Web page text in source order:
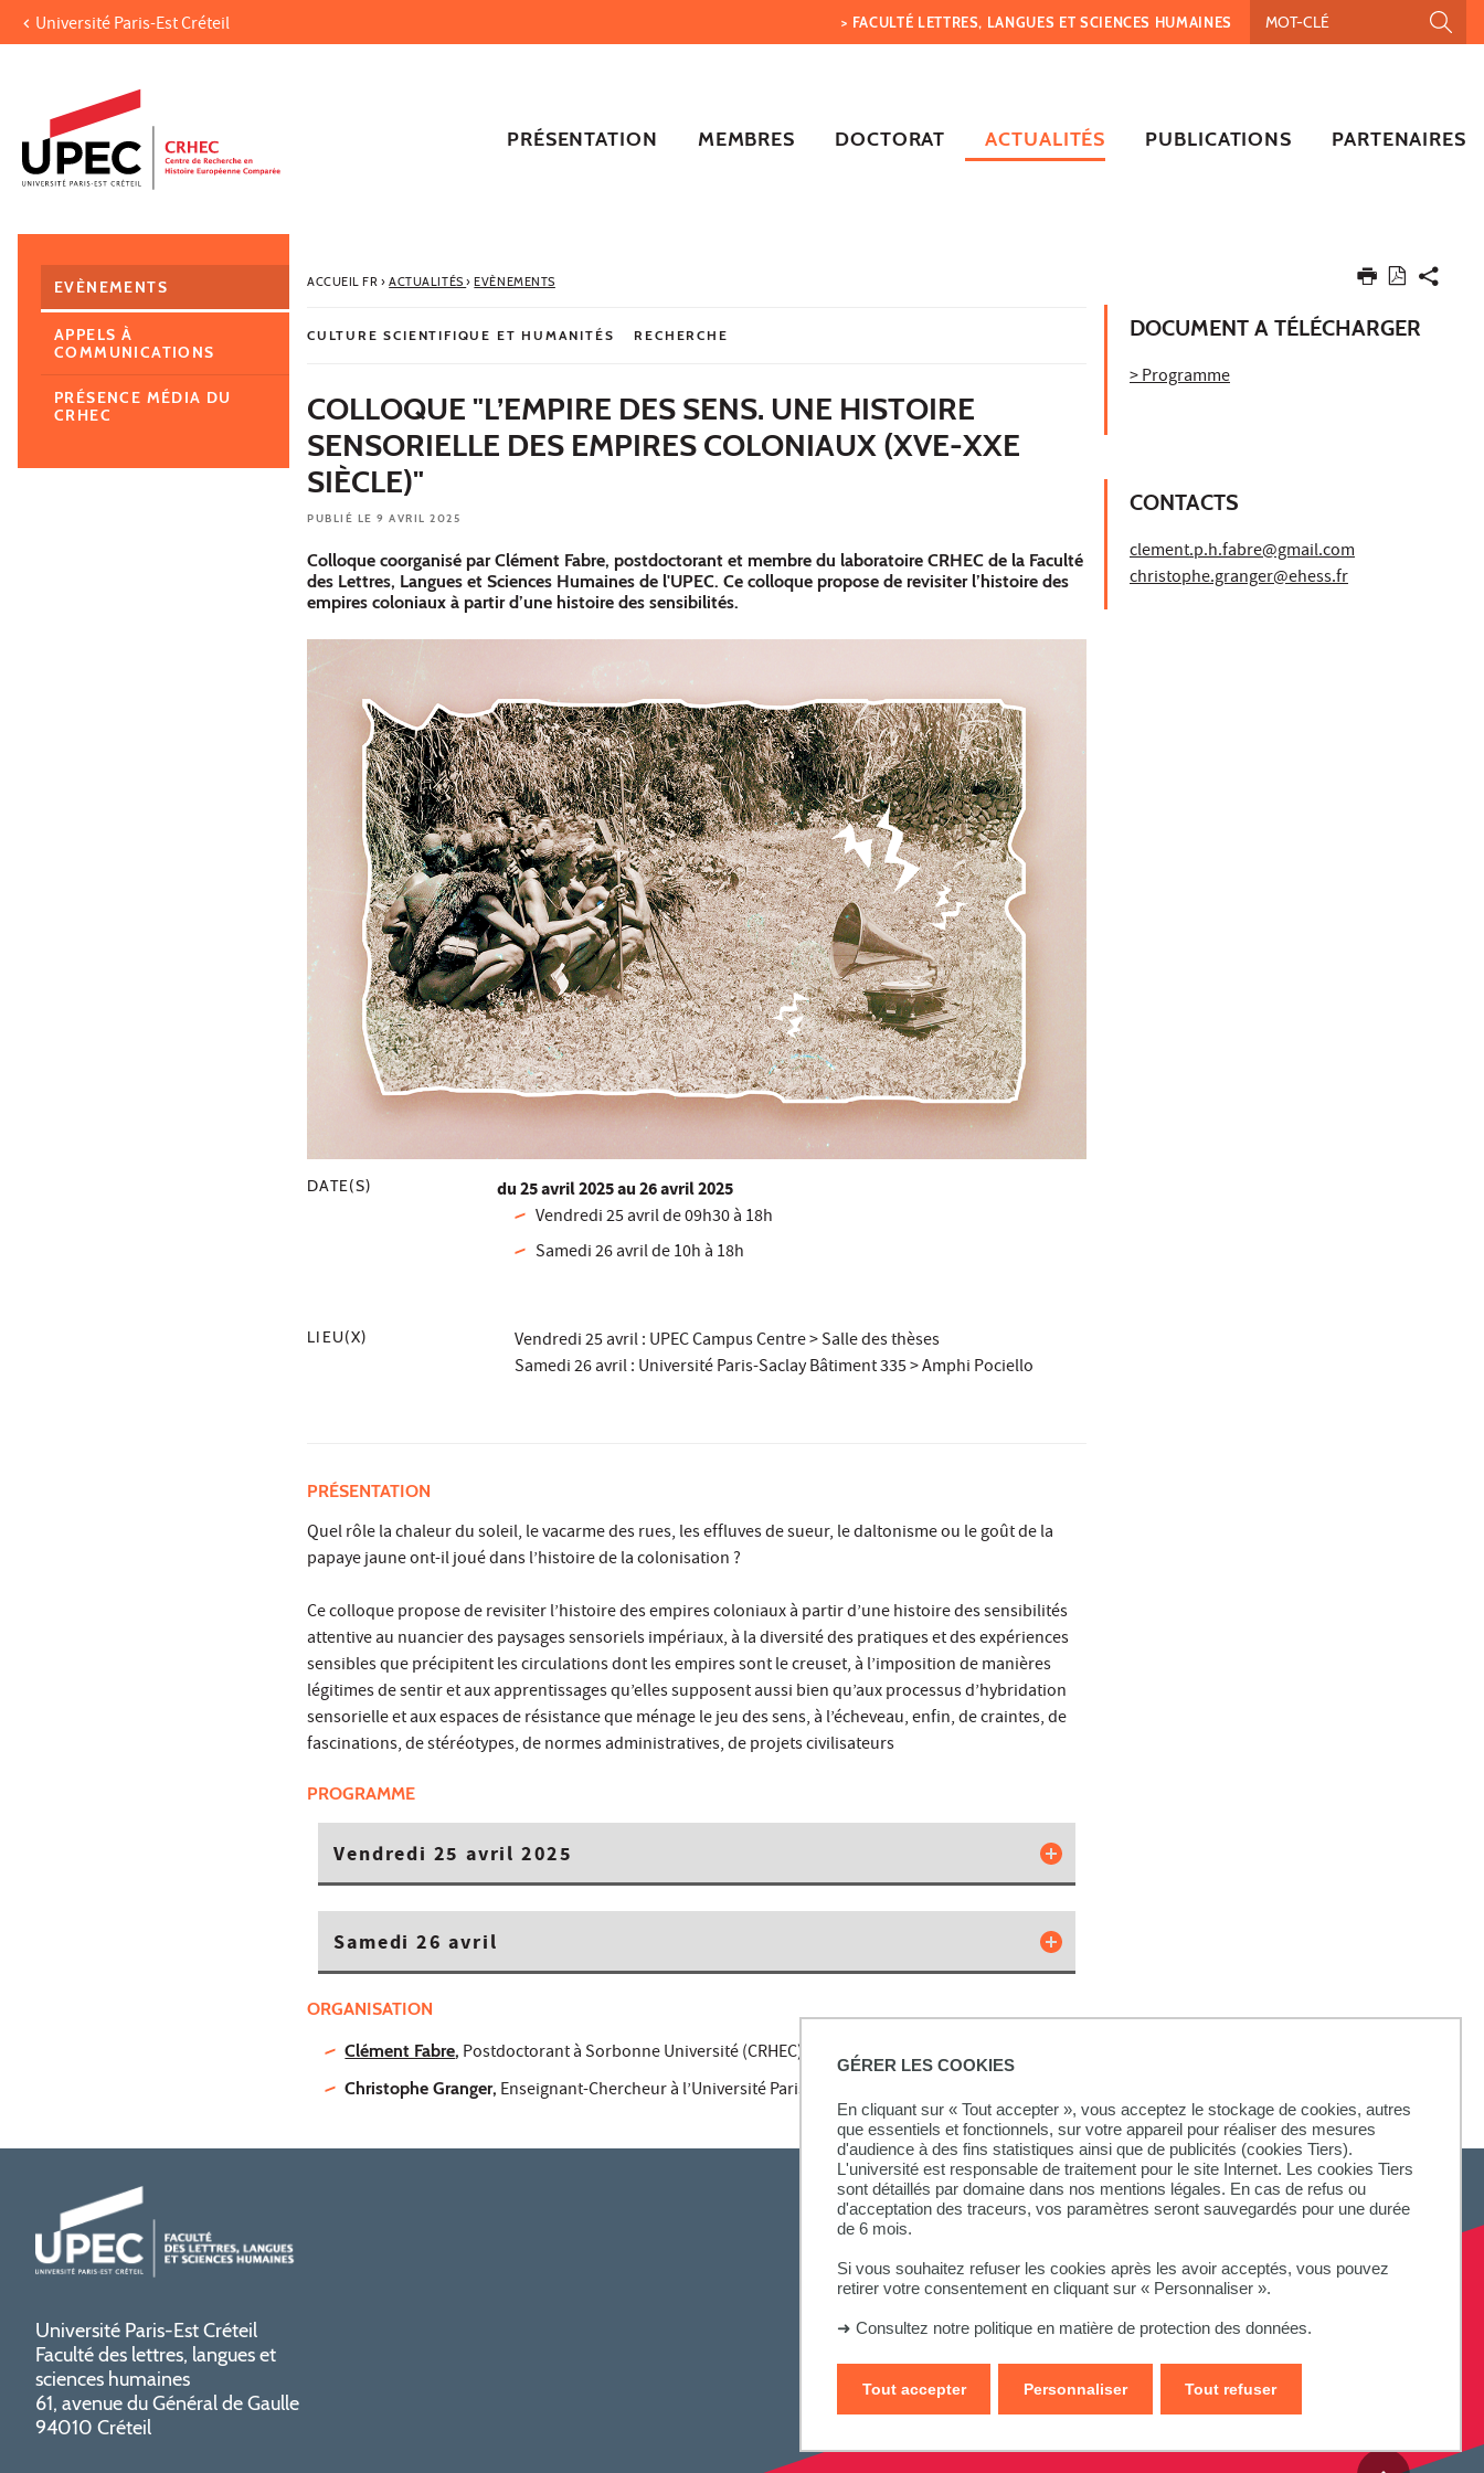
GÉRER LES COOKIES
En cliquant sur « Tout accepter », vous acceptez le stockage de cookies, autres
que essentiels et fonctionnels, sur votre appareil pour réaliser des mesures
d'audience à des fins statistiques ainsi que de publicités (cookies Tiers).
L'université est responsable de traitement pour le site Internet. Les cookies Tiers
sont détaillés par domaine dans nos mentions légales. En cas de refus ou
d'acceptation des traceurs, vos paramètres seront sauvegardés pour une durée
de 6 mois.
Si vous souhaitez refuser les cookies après les avoir acceptés, vous pouvez
retirer votre consentement en cliquant sur « Personnaliser ».
➜ Consultez notre politique en matière de protection des données.
Tout accepter Tout refuser
Personnaliser
Aller au contenu
Recherche
Navigation secondaire
Université Paris-Est Créteil > FACULTÉ LETTRES, LANGUES ET SCIENCES HUMAINES
PRÉSENTATION MEMBRES DOCTORAT ACTUALITÉS PUBLICATIONS PARTENAIRES
ACCUEIL FR› ACTUALITÉS› EVÈNEMENTS
CULTURE SCIENTIFIQUE ET HUMANITÉS RECHERCHE
COLLOQUE "L’EMPIRE DES SENS. UNE HISTOIRE
SENSORIELLE DES EMPIRES COLONIAUX (XVE-XXE
SIÈCLE)"
PUBLIÉ LE 9 AVRIL 2025
Colloque coorganisé par Clément Fabre, postdoctorant et membre du laboratoire CRHEC de la Faculté
des Lettres, Langues et Sciences Humaines de l'UPEC. Ce colloque propose de revisiter l’histoire des
empires coloniaux à partir d’une histoire des sensibilités.
DATE(S) du25 avril 2025au 26 avril 2025
Vendredi 25 avril de 09h30 à 18h
Samedi 26 avril de 10h à 18h
LIEU(X)
Vendredi 25 avril : UPEC Campus Centre > Salle des thèses
Samedi 26 avril : Université Paris-Saclay Bâtiment 335 > Amphi Pociello
PRÉSENTATION
Quel rôle la chaleur du soleil, le vacarme des rues, les effluves de sueur, le daltonisme ou le goût de la
papaye jaune ont-il joué dans l’histoire de la colonisation ?
Ce colloque propose de revisiter l’histoire des empires coloniaux à partir d’une histoire des sensibilités
attentive au nuancier des paysages sensoriels impériaux, à la diversité des pratiques et des expériences
sensibles que précipitent les circulations dont les empires sont le creuset, à l’imposition de manières
légitimes de sentir et aux apprentissages qu’elles supposent aussi bien qu’aux processus d’hybridation
sensorielle et aux espaces de résistance que ménage le jeu des sens, à l’écheveau, enfin, de craintes, de
fascinations, de stéréotypes, de normes administratives, de projets civilisateurs
PROGRAMME
Vendredi 25 avril 2025
Samedi 26 avril
ORGANISATION
Clément Fabre, Postdoctorant à Sorbonne Université (CRHEC)
Christophe Granger, Enseignant-Chercheur à l’Université Paris-Saclay (CIAMS)
DOCUMENT A TÉLÉCHARGER
> Programme
CONTACTS
clement.p.h.fabre@gmail.com
christophe.granger@ehess.fr
EVÈNEMENTS
APPELS À
COMMUNICATIONS
PRÉSENCE MÉDIA DU
CRHEC
Université Paris-Est Créteil
Faculté des lettres, langues et
sciences humaines
61, avenue du Général de Gaulle
94010 Créteil